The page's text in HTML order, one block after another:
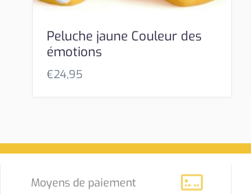
Peluche jaune Couleur des
émotions
€24,95
Moyens de paiement